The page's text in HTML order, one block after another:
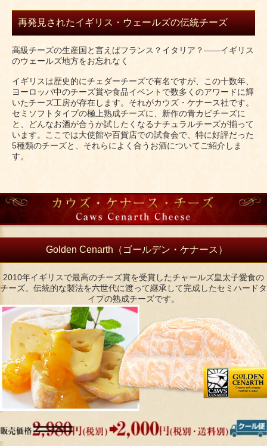
再発見されたイギリス・ウェールズの伝統チーズ
高級チーズの生産国と言えばフランス？イタリア？――イギリス
のウェールズ地方をお忘れなく
イギリスは歴史的にチェダーチーズで有名ですが、この十数年、
ヨーロッパ中のチーズ賞や食品イベントで数多くのアワードに輝
いたチーズ工房が存在します。それがカウズ・ケナース社です。
セミソフトタイプの極上熟成チーズに、新作の青カビチーズに
と、どんなお酒が合うか試したくなるナチュラルチーズが揃って
います。ここでは大使館や百貨店での試食会で、特に好評だった
5種類のチーズと、それらによく合うお酒についてご紹介しま
す。
Golden Cenarth（ゴールデン・ケナース）
2010年イギリスで最高のチーズ賞を受賞したチャールズ皇太子愛食の
チーズ。伝統的な製法を六世代に渡って継承して完成したセミハードタ
イプの熟成チーズです。